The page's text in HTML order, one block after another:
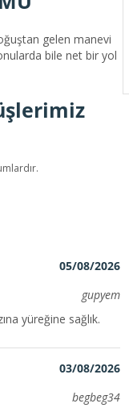
gelen manevi
bile net bir yol
05/08/2026
gupyem
yüreğine sağlık.
03/08/2026
begbeg34